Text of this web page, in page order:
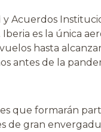
y Acuerdos
es la única
hasta
antes de la
que formarán
de gran